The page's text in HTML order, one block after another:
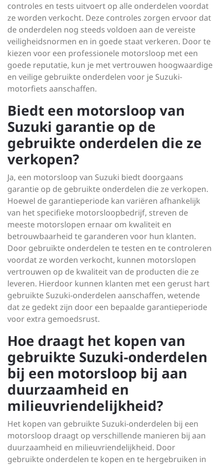
controles en tests uitvoert op alle onderdelen voordat
ze worden verkocht. Deze controles zorgen ervoor dat
de onderdelen nog steeds voldoen aan de vereiste
veiligheidsnormen en in goede staat verkeren. Door te
kiezen voor een professionele motorsloop met een
goede reputatie, kun je met vertrouwen hoogwaardige
en veilige gebruikte onderdelen voor je Suzuki-
motorfiets aanschaffen.
Biedt een motorsloop van
Suzuki garantie op de
gebruikte onderdelen die ze
verkopen?
Ja, een motorsloop van Suzuki biedt doorgaans
garantie op de gebruikte onderdelen die ze verkopen.
Hoewel de garantieperiode kan variëren afhankelijk
van het specifieke motorsloopbedrijf, streven de
meeste motorslopen ernaar om kwaliteit en
betrouwbaarheid te garanderen voor hun klanten.
Door gebruikte onderdelen te testen en te controleren
voordat ze worden verkocht, kunnen motorslopen
vertrouwen op de kwaliteit van de producten die ze
leveren. Hierdoor kunnen klanten met een gerust hart
gebruikte Suzuki-onderdelen aanschaffen, wetende
dat ze gedekt zijn door een bepaalde garantieperiode
voor extra gemoedsrust.
Hoe draagt het kopen van
gebruikte Suzuki-onderdelen
bij een motorsloop bij aan
duurzaamheid en
milieuvriendelijkheid?
Het kopen van gebruikte Suzuki-onderdelen bij een
motorsloop draagt op verschillende manieren bij aan
duurzaamheid en milieuvriendelijkheid. Door
gebruikte onderdelen te kopen en te hergebruiken in